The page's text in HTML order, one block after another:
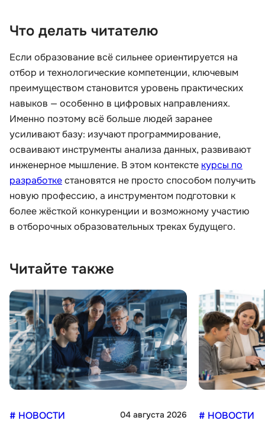
Что делать читателю
Если образование всё сильнее ориентируется на
отбор и технологические компетенции, ключевым
преимуществом становится уровень практических
навыков — особенно в цифровых направлениях.
Именно поэтому всё больше людей заранее
усиливают базу: изучают программирование,
осваивают инструменты анализа данных, развивают
инженерное мышление. В этом контексте курсы по
разработкестановятся не просто способом получить
новую профессию, а инструментом подготовки к
более жёсткой конкуренции и возможному участию
в отборочных образовательных треках будущего.
Читайте также
# НОВОСТИ 04 августа 2026 # НОВОСТИ